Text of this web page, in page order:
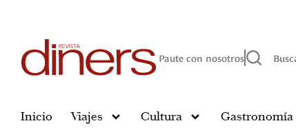
Paute con nosotros
Inicio Viajes Cultura Gastronomía